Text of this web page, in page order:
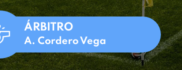
ÁRBITRO
A. Cordero Vega